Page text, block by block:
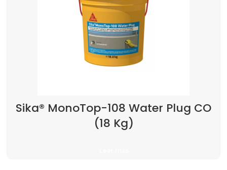
Sika® MonoTop-108 Water Plug CO
(18 Kg)